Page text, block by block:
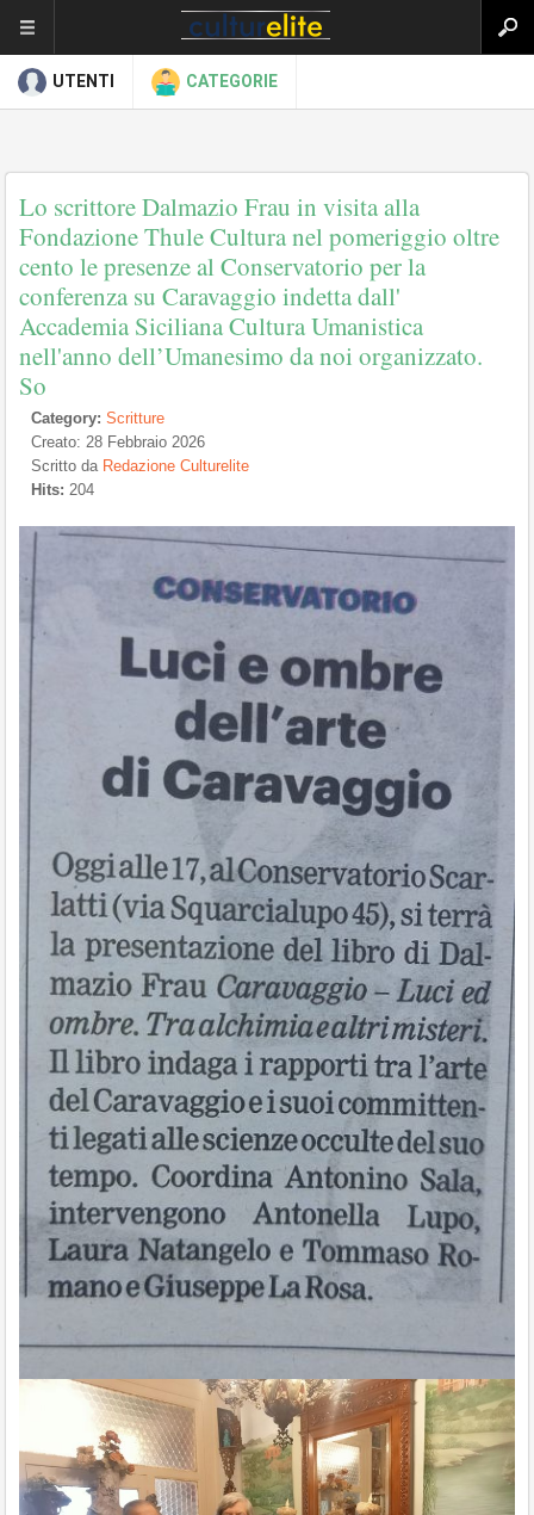
UTENTI CATEGORIE
Lo scrittore Dalmazio Frau in visita alla
Fondazione Thule Cultura nel pomeriggio oltre
cento le presenze al Conservatorio per la
conferenza su Caravaggio indetta dall'
Accademia Siciliana Cultura Umanistica
nell'anno dell’Umanesimo da noi organizzato.
So
Category: Scritture
Creato: 28 Febbraio 2026
Scritto da Redazione Culturelite
Hits: 204